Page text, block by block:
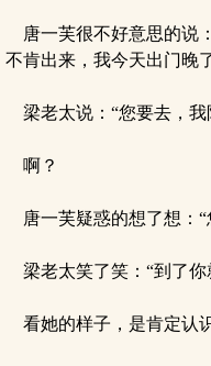
唐一芙很不好意思的说
不肯出来，我今天出门晚
梁老太说：“您要去，我
啊？
唐一芙疑惑的想了想：“
梁老太笑了笑：“到了你
看她的样子，是肯定认